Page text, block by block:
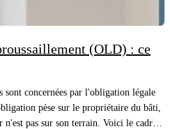
(OLD) : ce
sont concernées par l'obligation légale
pèse sur le propriétaire du bâti,
pas sur son terrain. Voici le cadre,